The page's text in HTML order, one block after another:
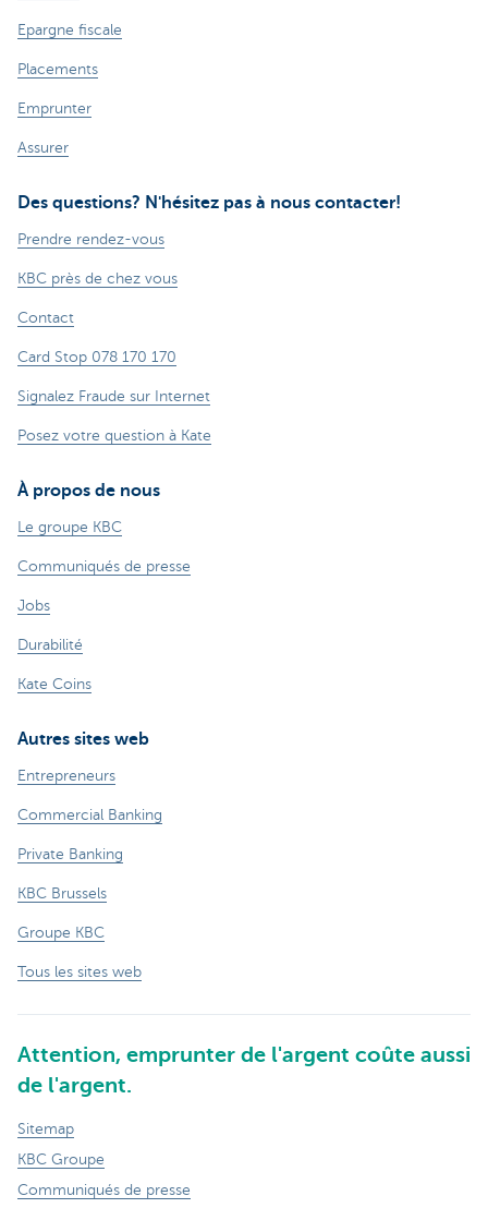
Epargne fiscale
Placements
Emprunter
Assurer
Des questions? N'hésitez pas à nous contacter!
Prendre rendez-vous
KBC près de chez vous
Contact
Card Stop 078 170 170
Signalez Fraude sur Internet
Posez votre question à Kate
À propos de nous
Le groupe KBC
Communiqués de presse
Jobs
Durabilité
Kate Coins
Autres sites web
Entrepreneurs
Commercial Banking
Private Banking
KBC Brussels
Groupe KBC
Tous les sites web
Attention, emprunter de l'argent coûte aussi
de l'argent.
Sitemap
KBC Groupe
Communiqués de presse